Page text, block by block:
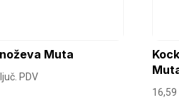
noževa Muta
PDV
16,59